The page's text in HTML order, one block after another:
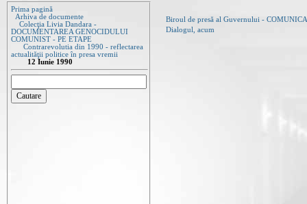
Prima pagină
Arhiva de documente
Colecţia Livia Dandara -
DOCUMENTAREA GENOCIDULUI
COMUNIST - PE ETAPE
Contrarevolutia din 1990 - reflectarea
actualităţii politice în presa vremii
12 Iunie 1990
Biroul de presă al Guvernului -
Dialogul, acum